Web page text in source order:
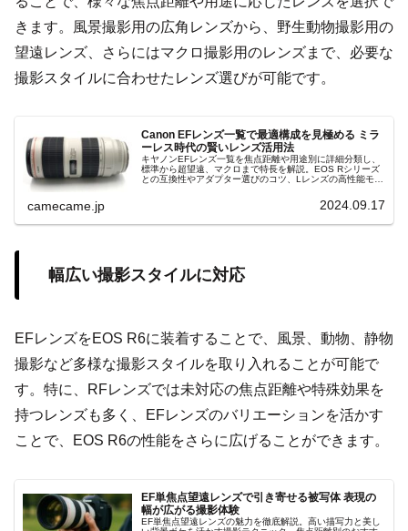
きます。風景撮影用の広角レンズから、野生動物撮影用の
望遠レンズ、さらにはマクロ撮影用のレンズまで、必要な
撮影スタイルに合わせたレンズ選びが可能です。
Canon EFレンズ一覧で最適構成を見極める ミラ
ーレス時代の賢いレンズ活用法
キヤノンEFレンズ一覧を焦点距離や用途別に詳細分類し、
標準から超望遠、マクロまで特長を解説。EOS Rシリーズ
との互換性やアダプター選びのコツ、Lレンズの高性能モデ
camecame.jp 2024.09.17
幅広い撮影スタイルに対応
EFレンズをEOS R6に装着することで、風景、動物、静物
撮影など多様な撮影スタイルを取り入れることが可能で
す。特に、RFレンズでは未対応の焦点距離や特殊効果を
持つレンズも多く、EFレンズのバリエーションを活かす
ことで、EOS R6の性能をさらに広げることができます。
EF単焦点望遠レンズで引き寄せる被写体 表現の
幅が広がる撮影体験
EF単焦点望遠レンズの魅力を徹底解説。高い描写力と美し